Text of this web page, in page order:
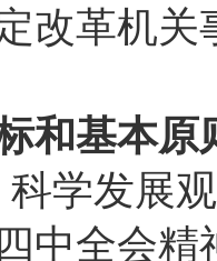
改革机
和基本原
科学发展
中全会